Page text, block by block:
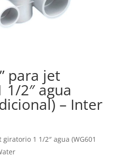
para jet
2″ agua
– Inter
giratorio 1 1/2″ agua (WG601